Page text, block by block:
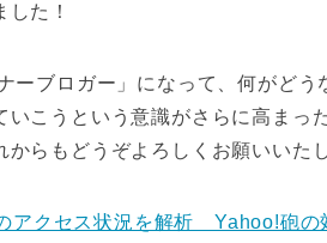
た！
ーブロガー」になって、何がど
いこうという意識がさらに高まっ
からもどうぞよろしくお願いいた
アクセス状況を解析 Yahoo!砲の